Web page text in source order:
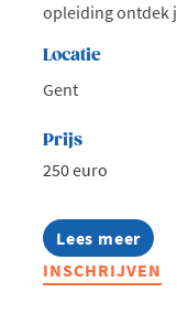
opleiding ontdek
Locatie
Gent
Prijs
250 euro
Lees meer
about
Canva
INSCHRIJVEN